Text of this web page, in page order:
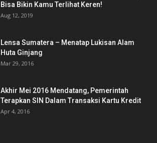
Bisa Bikin Kamu Terlihat Keren!
Aug 12, 2019
Lensa Sumatera – Menatap Lukisan Alam
Huta Ginjang
Mar 29, 2016
Akhir Mei 2016 Mendatang, Pemerintah
Terapkan SIN Dalam Transaksi Kartu Kredit
Apr 4, 2016